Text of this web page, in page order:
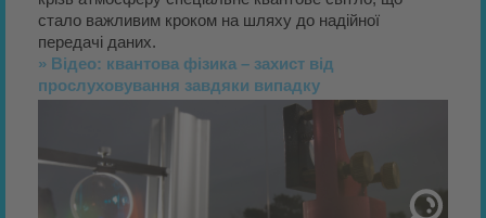
стало важливим кроком на шляху до надійної
передачі даних.
» Відео: квантова фізика – захист від
прослуховування завдяки випадку